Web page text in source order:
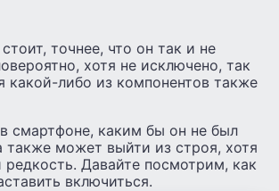
точнее, что он так и не
хотя не исключено, так
какой-либо из компонентов также
смартфоне, каким бы он не был
также может выйти из строя, хотя
редкость. Давайте посмотрим, как
включиться.